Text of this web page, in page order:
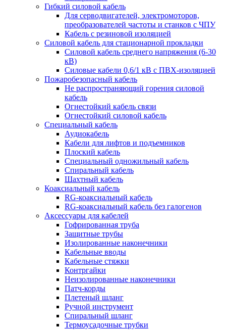
Гибкий силовой кабель
Для серводвигателей, электромоторов,
преобразователей частоты и станков с ЧПУ
Кабель с резиновой изоляцией
Силовой кабель для стационарной прокладки
Силовой кабель среднего напряжения (6-30
кВ)
Силовые кабели 0,6/1 кВ с ПВХ-изоляцией
Пожаробезопасный кабель
Не распространяющий горения силовой
кабель
Огнестойкий кабель связи
Огнестойкий силовой кабель
Специальный кабель
Аудиокабель
Кабели для лифтов и подъемников
Плоский кабель
Специальный одножильный кабель
Спиральный кабель
Шахтный кабель
Коаксиальный кабель
RG-коаксиальный кабель
RG-коаксиальный кабель без галогенов
Аксессуары для кабелей
Гофрированная труба
Защитные трубы
Изолированные наконечники
Кабельные вводы
Кабельные стяжки
Контргайки
Неизолированные наконечники
Патч-корды
Плетеный шланг
Ручной инструмент
Спиральный шланг
Термоусадочные трубки